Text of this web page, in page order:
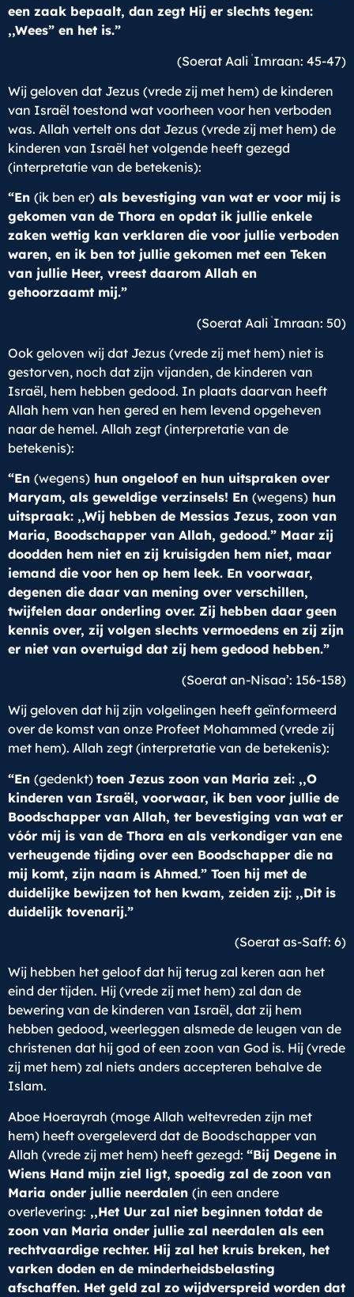
een zaak bepaalt, dan zegt Hij er slechts tegen:
,,Wees” en het is.”
(Soerat Aali ʿImraan: 45-47)
Wij geloven dat Jezus (vrede zij met hem) de kinderen
van Israël toestond wat voorheen voor hen verboden
was. Allah vertelt ons dat Jezus (vrede zij met hem) de
kinderen van Israël het volgende heeft gezegd
(interpretatie van de betekenis):
“En (ik ben er) als bevestiging van wat er voor mij is
gekomen van de Thora en opdat ik jullie enkele
zaken wettig kan verklaren die voor jullie verboden
waren, en ik ben tot jullie gekomen met een Teken
van jullie Heer, vreest daarom Allah en
gehoorzaamt mij.”
(Soerat Aali ʿImraan: 50)
Ook geloven wij dat Jezus (vrede zij met hem) niet is
gestorven, noch dat zijn vijanden, de kinderen van
Israël, hem hebben gedood. In plaats daarvan heeft
Allah hem van hen gered en hem levend opgeheven
naar de hemel. Allah zegt (interpretatie van de
betekenis):
“En (wegens) hun ongeloof en hun uitspraken over
Maryam, als geweldige verzinsels! En (wegens) hun
uitspraak: ,,Wij hebben de Messias Jezus, zoon van
Maria, Boodschapper van Allah, gedood.” Maar zij
doodden hem niet en zij kruisigden hem niet, maar
iemand die voor hen op hem leek. En voorwaar,
degenen die daar van mening over verschillen,
twijfelen daar onderling over. Zij hebben daar geen
kennis over, zij volgen slechts vermoedens en zij zijn
er niet van overtuigd dat zij hem gedood hebben.”
(Soerat an-Nisaa’: 156-158)
Wij geloven dat hij zijn volgelingen heeft geïnformeerd
over de komst van onze Profeet Mohammed (vrede zij
met hem). Allah zegt (interpretatie van de betekenis):
“En (gedenkt) toen Jezus zoon van Maria zei: ,,O
kinderen van Israël, voorwaar, ik ben voor jullie de
Boodschapper van Allah, ter bevestiging van wat er
vóór mij is van de Thora en als verkondiger van ene
verheugende tijding over een Boodschapper die na
mij komt, zijn naam is Ahmed.” Toen hij met de
duidelijke bewijzen tot hen kwam, zeiden zij: ,,Dit is
duidelijk tovenarij.”
(Soerat as-Saff: 6)
Wij hebben het geloof dat hij terug zal keren aan het
eind der tijden. Hij (vrede zij met hem) zal dan de
bewering van de kinderen van Israël, dat zij hem
hebben gedood, weerleggen alsmede de leugen van de
christenen dat hij god of een zoon van God is. Hij (vrede
zij met hem) zal niets anders accepteren behalve de
Islam.
Aboe Hoerayrah (moge Allah weltevreden zijn met
hem) heeft overgeleverd dat de Boodschapper van
Allah (vrede zij met hem) heeft gezegd: “Bij Degene in
Wiens Hand mijn ziel ligt, spoedig zal de zoon van
Maria onder jullie neerdalen (in een andere
overlevering: ,,Het Uur zal niet beginnen totdat de
zoon van Maria onder jullie zal neerdalen als een
rechtvaardige rechter. Hij zal het kruis breken, het
varken doden en de minderheidsbelasting
afschaffen. Het geld zal zo wijdverspreid worden dat